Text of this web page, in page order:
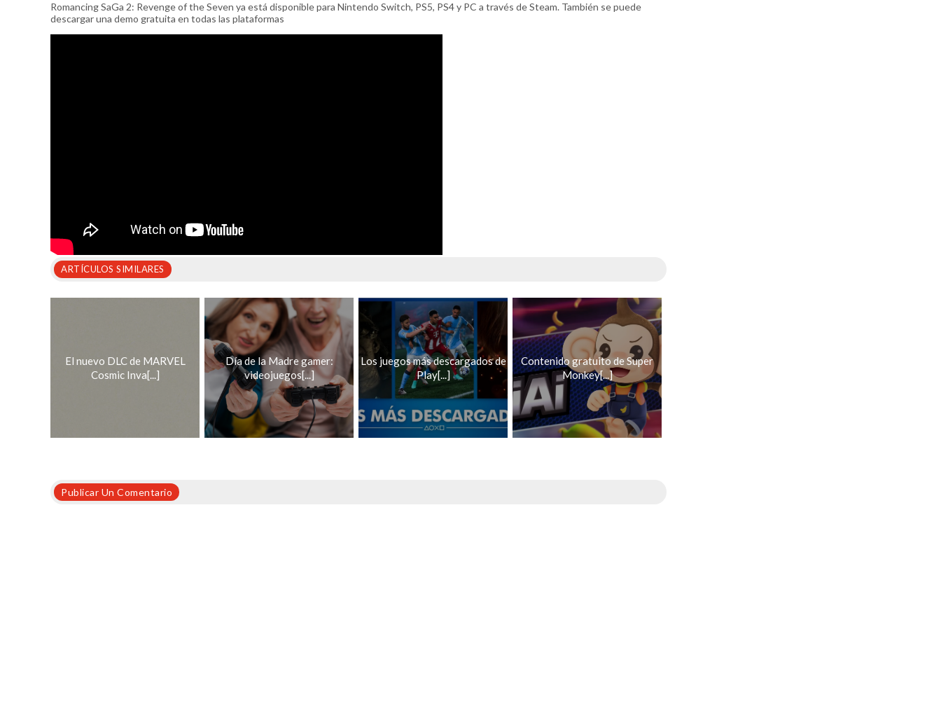
Romancing SaGa 2: Revenge of the Seven ya está disponible para Nintendo Switch, PS5, PS4 y PC a través de Steam. También se puede
descargar una demo gratuita en todas las plataformas
ARTÍCULOS SIMILARES
El nuevo DLC de MARVEL
Cosmic Inva[...]
Día de la Madre gamer:
videojuegos[...]
Los juegos más descargados de
Play[...]
Contenido gratuito de Super
Monkey[...]
Publicar Un Comentario